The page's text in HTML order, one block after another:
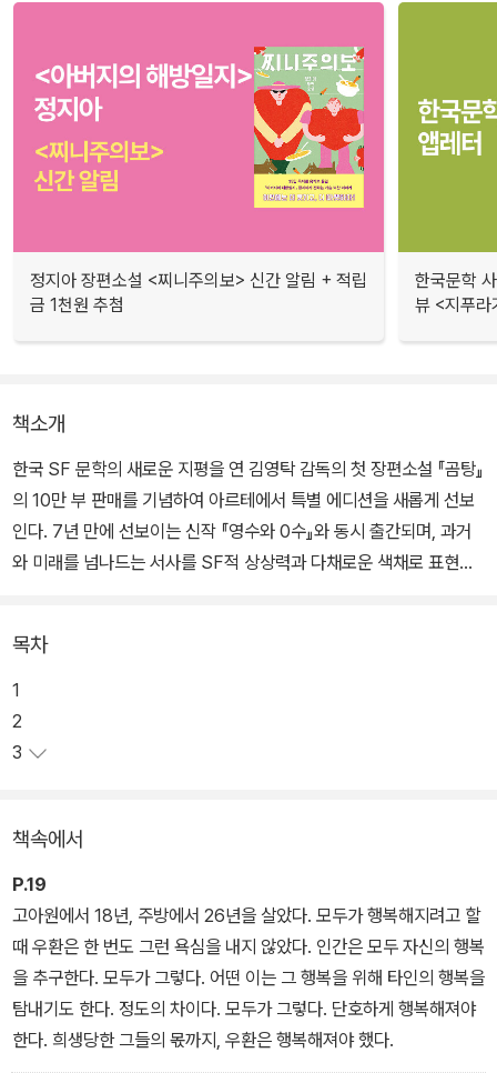
정지아 장편소설 <찌니주의보> 신간 알림 + 적립
금 1천원 추첨
한국문학
뷰 <지푸라
책소개
한국 SF 문학의 새로운 지평을 연 김영탁 감독의 첫 장편소설 『곰탕』
의 10만 부 판매를 기념하여 아르테에서 특별 에디션을 새롭게 선보
인다. 7년 만에 선보이는 신작 『영수와 0수』와 동시 출간되며, 과거
와 미래를 넘나드는 서사를 SF적 상상력과 다채로운 색채로 표현한
2063년 부산의 어느 날 밤, 열세 명이 목숨을 걸고 과거로 시간 여행
을 떠난다. 이 위험한 여정에서 살아남은 건 이우환과 김화영 둘뿐! 허
름한 부산곰탕 가게를 찾은 우환은 말수 적은 사장 종인과 함께 살아
간다. 매일 밤 오토바이를 타는 종인의 아들 ‘순희’와 연인 ‘강희’에게
비현실적인 사건들이 연이어 터지는데…! 이 모든 일이 ‘우환’과 ‘화
영’이 건너온 그날부터 시작된 거라면? 돌아가야 할 2063년 부산과
머물고 싶은 201년의 부산. 우환은 갈등한다. 과연 그는 어떤 선택을
하게 될까?
목차
1
2
3
책속에서
P.19
고아원에서 18년, 주방에서 26년을 살았다. 모두가 행복해지려고 할
때 우환은 한 번도 그런 욕심을 내지 않았다. 인간은 모두 자신의 행복
을 추구한다. 모두가 그렇다. 어떤 이는 그 행복을 위해 타인의 행복을
탐내기도 한다. 정도의 차이다. 모두가 그렇다. 단호하게 행복해져야
한다. 희생당한 그들의 몫까지, 우환은 행복해져야 했다.